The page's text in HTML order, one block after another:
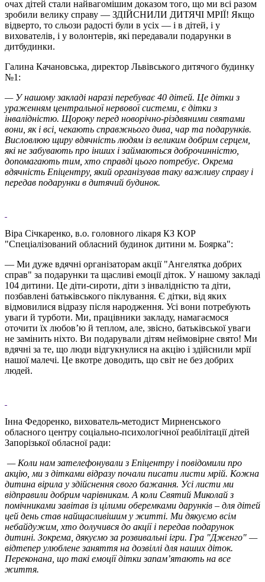
очах дітей стали найвагомішим доказом того, що ми всі разом
зробили велику справу — ЗДІЙСНИЛИ ДИТЯЧІ МРІЇ! Якщо
відверто, то сльози радості були в усіх — і в дітей, і у
вихователів, і у волонтерів, які передавали подарунки в
дитбудинки.
Галина Качановська, директор Львівського дитячого будинку
№1:
— У нашому закладі наразі перебуває 40 дітей. Це дітки з
ураженням центральної нервової системи, є дітки з
інвалідністю. Щороку перед новорічно-різдвяними святами
вони, як і всі, чекають справжнього дива, чар та подарунків.
Висловлюю щиру вдячність людям із великим добрим серцем,
які не забувають про інших і займаються доброчинністю,
допомагають тим, хто справді цього потребує. Окрема
вдячність Епіцентру, який організував таку важливу справу і
передав подарунки в дитячий будинок.
Віра Січкаренко, в.о. головного лікаря КЗ КОР
"Спеціалізований обласний будинок дитини м. Боярка":
— Ми дуже вдячні організаторам акції "Ангелятка добрих
справ" за подарунки та щасливі емоції діток. У нашому закладі
104 дитини. Це діти-сироти, діти з інвалідністю та діти,
позбавлені батьківського піклування. Є дітки, від яких
відмовилися відразу після народження. Усі вони потребують
уваги й турботи. Ми, працівники закладу, намагаємося
оточити їх любов’ю й теплом, але, звісно, батьківської уваги
не замінить ніхто. Ви подарували дітям неймовірне свято! Ми
вдячні за те, що люди відгукнулися на акцію і здійснили мрії
нашої малечі. Це вкотре доводить, що світ не без добрих
людей.
Інна Федоренко, вихователь-методист Мирненського
обласного центру соціально-психологічної реабілітації дітей
Запорізької обласної ради:
— Коли нам зателефонували з Епіцентру і повідомили про
акцію, ми з дітками відразу почали писати листи мрій. Кожна
дитина вірила у здійснення свого бажання. Усі листи ми
відправили добрим чарівникам. А коли Святий Миколай з
помічниками завітав із цілими оберемками дарунків – для дітей
цей день став найщасливішим у житті. Ми дякуємо всім
небайдужим, хто долучився до акції і передав подарунок
дитині. Зокрема, дякуємо за розвивальні ігри. Гра "Дженго" —
відтепер улюблене заняття на дозвіллі для наших діток.
Переконана, що такі емоції дітки запам’ятають на все
життя.